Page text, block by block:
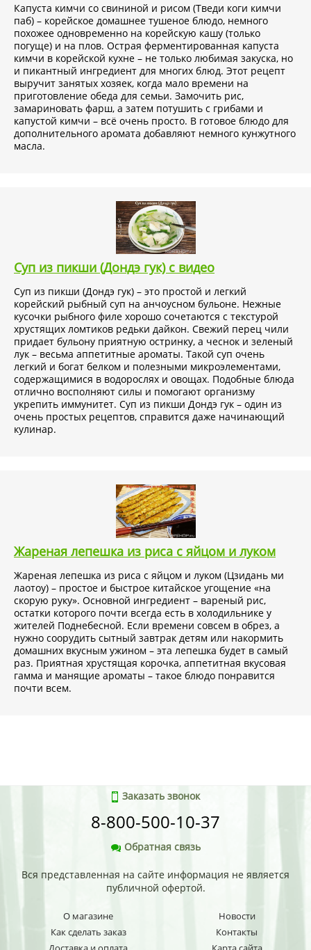
Капуста кимчи со свининой и рисом (Тведи коги кимчи
паб) – корейское домашнее тушеное блюдо, немного
похожее одновременно на корейскую кашу (только
погуще) и на плов. Острая ферментированная капуста
кимчи в корейской кухне – не только любимая закуска, но
и пикантный ингредиент для многих блюд. Этот рецепт
выручит занятых хозяек, когда мало времени на
приготовление обеда для семьи. Замочить рис,
замариновать фарш, а затем потушить с грибами и
капустой кимчи – всё очень просто. В готовое блюдо для
дополнительного аромата добавляют немного кунжутного
масла.
Суп из пикши (Дондэ гук) с видео
Суп из пикши (Дондэ гук) – это простой и легкий
корейский рыбный суп на анчоусном бульоне. Нежные
кусочки рыбного филе хорошо сочетаются с текстурой
хрустящих ломтиков редьки дайкон. Свежий перец чили
придает бульону приятную остринку, а чеснок и зеленый
лук – весьма аппетитные ароматы. Такой суп очень
легкий и богат белком и полезными микроэлементами,
содержащимися в водорослях и овощах. Подобные блюда
отлично восполняют силы и помогают организму
укрепить иммунитет. Суп из пикши Дондэ гук – один из
очень простых рецептов, справится даже начинающий
кулинар.
Жареная лепешка из риса с яйцом и луком
Жареная лепешка из риса с яйцом и луком (Цзидань ми
лаотоу) – простое и быстрое китайское угощение «на
скорую руку». Основной ингредиент – вареный рис,
остатки которого почти всегда есть в холодильнике у
жителей Поднебесной. Если времени совсем в обрез, а
нужно соорудить сытный завтрак детям или накормить
домашних вкусным ужином – эта лепешка будет в самый
раз. Приятная хрустящая корочка, аппетитная вкусовая
гамма и манящие ароматы – такое блюдо понравится
почти всем.
Заказать звонок
8-800-500-10-37
Обратная связь
Вся представленная на сайте информация не является
публичной офертой.
О магазине
Как сделать заказ
Новости
Контакты